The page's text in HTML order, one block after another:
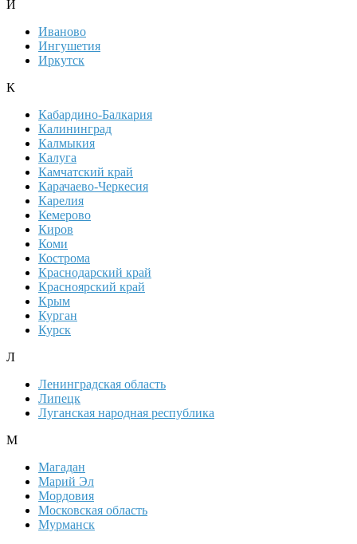
И
Иваново
Ингушетия
Иркутск
К
Кабардино-Балкария
Калининград
Калмыкия
Калуга
Камчатский край
Карачаево-Черкесия
Карелия
Кемерово
Киров
Коми
Кострома
Краснодарский край
Красноярский край
Крым
Курган
Курск
Л
Ленинградская область
Липецк
Луганская народная республика
М
Магадан
Марий Эл
Мордовия
Московская область
Мурманск